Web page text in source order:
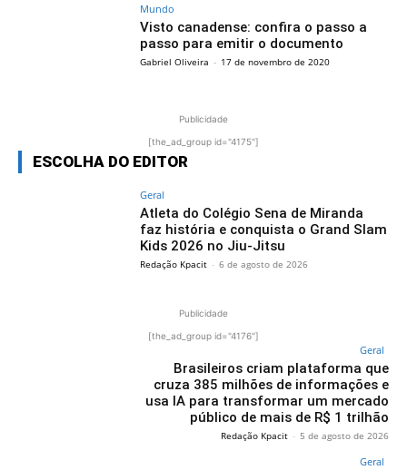
Mundo
Visto canadense: confira o passo a
passo para emitir o documento
Gabriel Oliveira - 17 de novembro de 2020
Publicidade
[the_ad_group id="4175"]
ESCOLHA DO EDITOR
Geral
Atleta do Colégio Sena de Miranda
faz história e conquista o Grand Slam
Kids 2026 no Jiu-Jitsu
Redação Kpacit - 6 de agosto de 2026
Publicidade
[the_ad_group id="4176"]
Geral
Brasileiros criam plataforma que
cruza 385 milhões de informações e
usa IA para transformar um mercado
público de mais de R$ 1 trilhão
Redação Kpacit - 5 de agosto de 2026
Geral